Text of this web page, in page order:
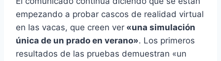
empezando a probar cascos de realidad virtual
en las vacas, que creen ver «una simulación
única de un prado en verano». Los primeros
resultados de las pruebas demuestran «un